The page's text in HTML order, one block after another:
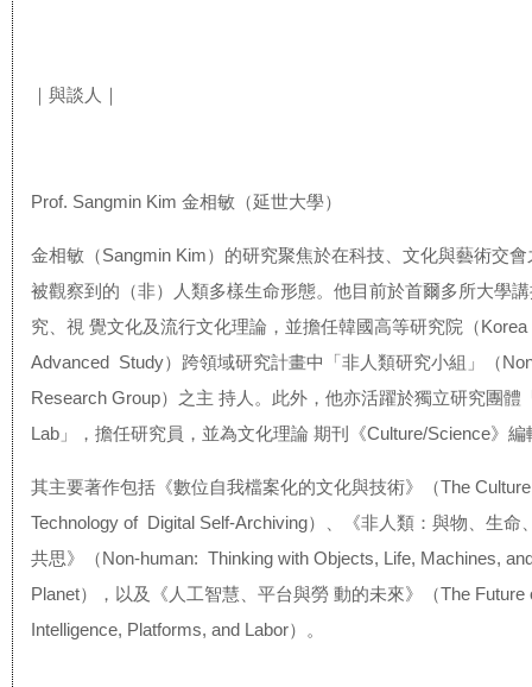
｜與談人｜
Prof. Sangmin Kim 金相敏（延世大學）
金相敏（Sangmin Kim）的研究聚焦於在科技、文化與藝術交
被觀察到的（非）人類多樣生命形態。他目前於首爾多所大學
究、視 覺文化及流行文化理論，並擔任韓國高等研究院（Korea
Advanced Study）跨領域研究計畫中「非人類研究小組」（
Research Group）之主 持人。此外，他亦活躍於獨立研究團體
Lab」，擔任研究員，並為文化理論 期刊《Culture/Science》
其主要著作包括《數位自我檔案化的文化與技術》（The
Technology of Digital Self-Archiving）、《非人類：與物、生命
共思》（Non-human: Thinking with Objects, Life, Machines,
Planet），以及《人工智慧、平台與勞 動的未來》（The Future
Intelligence, Platforms, and Labor）。